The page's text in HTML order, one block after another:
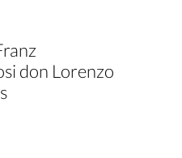
don Lorenzo